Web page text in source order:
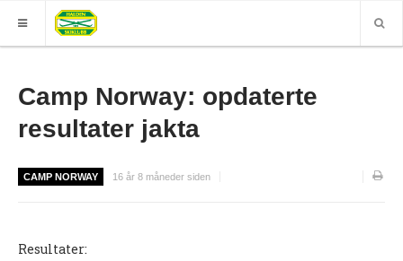
GRUPPER
Nyheter (World of O)
Sesongplan
Camp Norway: opdaterte
resultater jakta
CAMP NORWAY 16 år 8 måneder siden
Resultater: